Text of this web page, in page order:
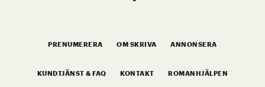
PRENUMERERA OM SKRIVA ANNONSERA
KUNDTJÄNST & FAQ KONTAKT ROMANHJÄLPEN